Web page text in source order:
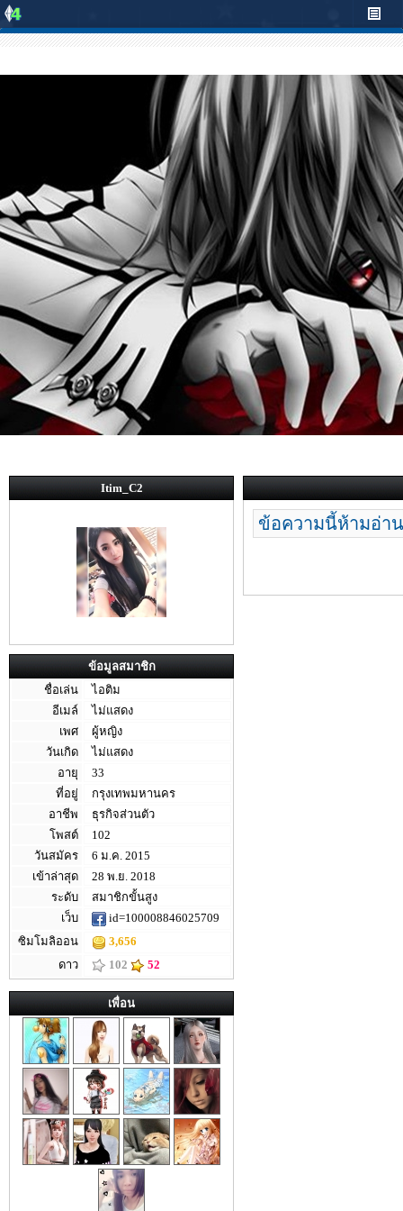
Itim_C2
ข้อมูลสมาชิก
ชื่อเล่น
ไอติม
อีเมล์
ไม่แสดง
เพศ
ผู้หญิง
วันเกิด
ไม่แสดง
อายุ
33
ที่อยู่
กรุงเทพมหานคร
อาชีพ
ธุรกิจส่วนตัว
โพสต์
102
วันสมัคร
6 ม.ค. 2015
เข้าล่าสุด
28 พ.ย. 2018
ระดับ
สมาชิกขั้นสูง
เว็บ
id=100008846025709
ซิมโมลิออน
3,656
ดาว
102 52
เพื่อน
ข้อความนี้ห้ามอ่า